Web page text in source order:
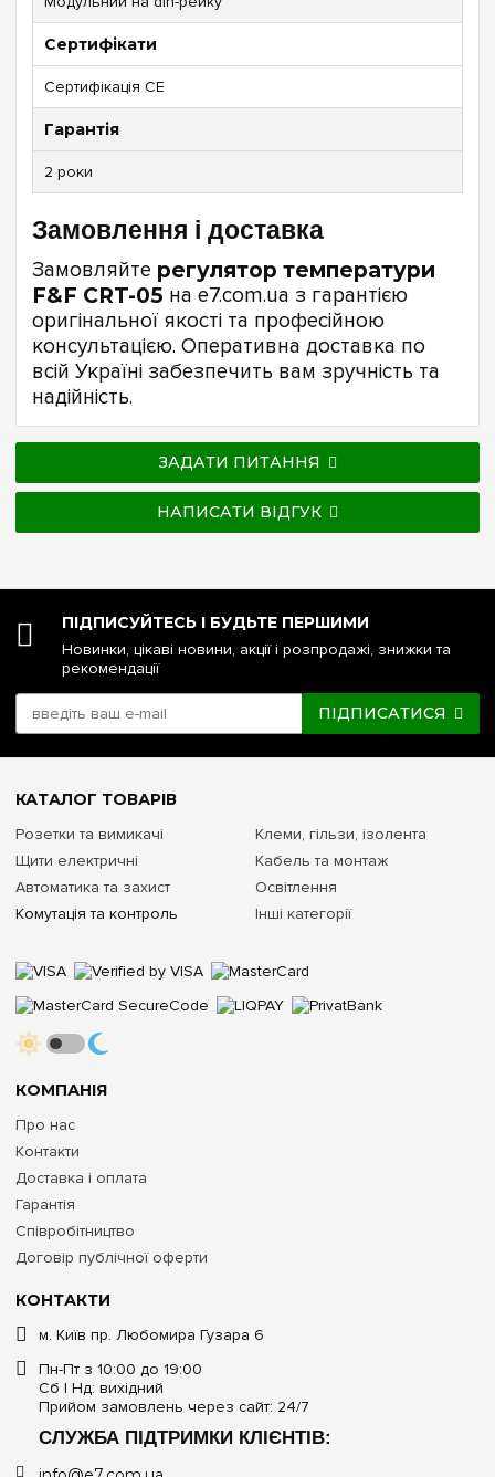
Сертифікати
Сертифікація CE
Гарантія
2 роки
Замовлення і доставка
Замовляйте регулятор температури
F&F CRT-05 на e7.com.ua з гарантією
оригінальної якості та професійною
консультацією. Оперативна доставка по
всій Україні забезпечить вам зручність та
надійність.
ЗАДАТИ ПИТАННЯ
НАПИСАТИ ВІДГУК
ПІДПИСУЙТЕСЬ І БУДЬТЕ ПЕРШИМИ
Новинки, цікаві новини, акції і розпродажі, знижки та
рекомендації
ПІДПИСАТИСЯ
КОНТАКТИ
м. Київ пр. Любомира Гузара 6
Пн-Пт з 10:00 до 19:00
Сб | Нд: вихідний
Прийом замовлень через сайт: 24/7
СЛУЖБА ПІДТРИМКИ КЛІЄНТІВ:
КОМПАНІЯ
Про нас
Контакти
Доставка і оплата
Гарантія
Співробітництво
Договір публічної оферти
КАТАЛОГ ТОВАРІВ
Розетки та вимикачі
Щити електричні
Автоматика та захист
Комутація та контроль
Клеми, гільзи, ізолента
Кабель та монтаж
Освітлення
Інші категорії